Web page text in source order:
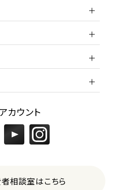
カウント
相談室はこちら